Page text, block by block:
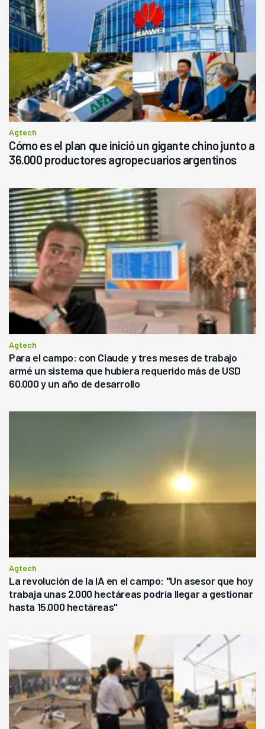
Agtech
Cómo es el plan que inició un gigante chino junto a
36.000 productores agropecuarios argentinos
Agtech
Para el campo: con Claude y tres meses de trabajo
armé un sistema que hubiera requerido más de USD
60.000 y un año de desarrollo
Agtech
La revolución de la IA en el campo: "Un asesor que hoy
trabaja unas 2.000 hectáreas podría llegar a gestionar
hasta 15.000 hectáreas"